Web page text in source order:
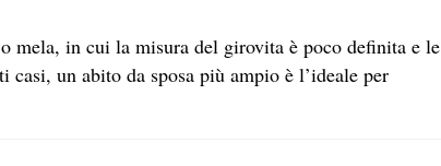
mela, in cui la misura del girovita è poco definita e le
un abito da sposa più ampio è l’ideale per